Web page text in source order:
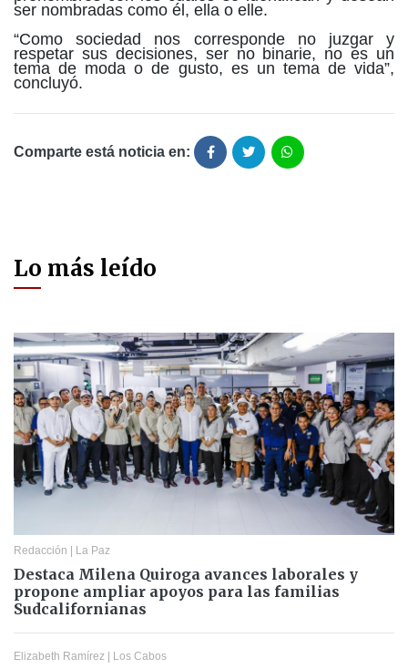
ser nombradas como él, ella o elle.
“Como sociedad nos corresponde no juzgar y
respetar sus decisiones, ser no binarie, no es un
tema de moda o de gusto, es un tema de vida”,
concluyó.
Comparte está noticia en:
Lo más leído
Redacción | La Paz
Destaca Milena Quiroga avances laborales y
propone ampliar apoyos para las familias
Sudcalifornianas
Elizabeth Ramírez | Los Cabos